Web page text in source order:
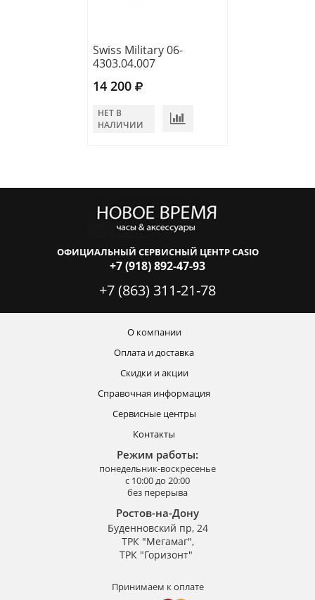
Swiss Military 06-
4303.04.007
14 200
НЕТ В
НАЛИЧИИ
ОФИЦИАЛЬНЫЙ СЕРВИСНЫЙ ЦЕНТР CASIO
+7 (918) 892-47-93
+7 (863) 311-21-78
О компании
Оплата и доставка
Скидки и акции
Справочная информация
Сервисные центры
Контакты
Режим работы:
понедельник-воскресенье
с 10:00 до 20:00
без перерыва
Ростов-на-Дону
Буденновский пр, 24
ТРК "Мегамаг",
ТРК "Горизонт"
Принимаем к оплате